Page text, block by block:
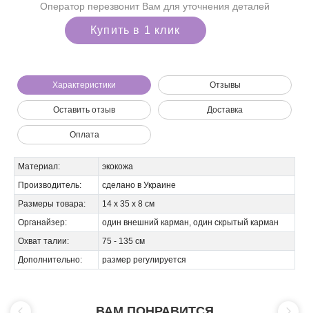
Оператор перезвонит Вам для уточнения деталей
Купить в 1 клик
Характеристики Отзывы
Оставить отзыв Доставка
Оплата
Материал:
экокожа
Производитель:
сделано в Украине
Размеры товара:
14 х 35 х 8 см
Органайзер:
один внешний карман, один скрытый карман
Охват талии:
75 - 135 см
Дополнительно:
размер регулируется
Мы позвоним вам на номер: